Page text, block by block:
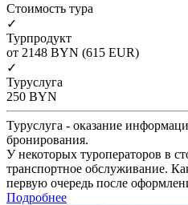
Cтоимость тура
✓
Турпродукт
от 2148 BYN (615 EUR)
✓
Туруслуга
250 BYN
Туруслуга - оказание
бронирования.
У некоторых туроператоров в
транспортное обслуживание.
первую очередь после
Подробнее